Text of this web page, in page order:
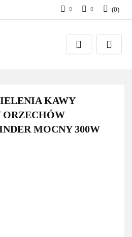
PLNZaloguj się
Załóż konto
(0)
KAWY
ORZECHÓW
MOCNY 300W